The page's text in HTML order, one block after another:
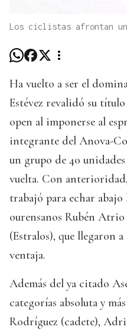
Los ciclistas afrontan
Ha vuelto a ser el
Estévez revalidó su
open al imponerse al
integrante del Anova-
un grupo de 40
vuelta. Con
trabajó para echar
ourensanos Rubén
(Estralos), que llegaron
ventaja.
Además del ya citado
categorías absoluta y
Rodríguez (cadete),